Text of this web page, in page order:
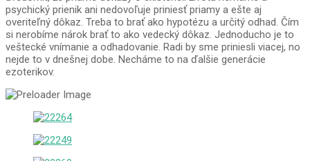
psychický prienik ani nedovoľuje priniesť priamy a ešte aj
overiteľný dôkaz. Treba to brať ako hypotézu a určitý odhad. Čím
si nerobíme nárok brať to ako vedecký dôkaz. Jednoducho je to
veštecké vnímanie a odhadovanie. Radi by sme priniesli viacej, no
nejde to v dnešnej dobe. Necháme to na ďalšie generácie
ezoterikov.